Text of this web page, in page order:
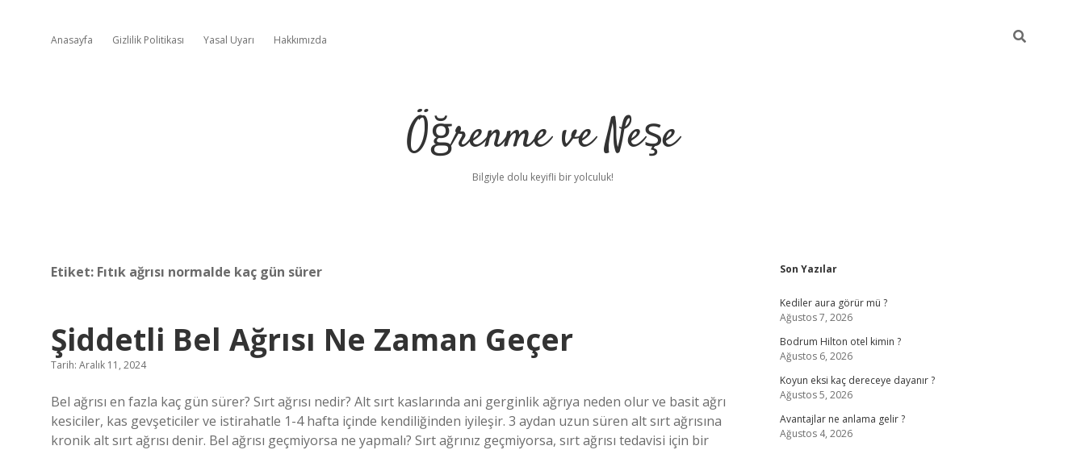
Anasayfa Gizlilik Politikası Yasal Uyarı Hakkımızda
Öğrenme ve Neşe
Bilgiyle dolu keyifli bir yolculuk!
Etiket: Fıtık ağrısı normalde kaç gün sürer
Şiddetli Bel Ağrısı Ne Zaman Geçer
Tarih: Aralık 11, 2024
Bel ağrısı en fazla kaç gün sürer? Sırt ağrısı nedir? Alt sırt kaslarında ani gerginlik ağrıya neden olur ve basit ağrı
kesiciler, kas gevşeticiler ve istirahatle 1-4 hafta içinde kendiliğinden iyileşir. 3 aydan uzun süren alt sırt ağrısına
kronik alt sırt ağrısı denir. Bel ağrısı geçmiyorsa ne yapmalı? Sırt ağrınız geçmiyorsa, sırt ağrısı tedavisi için bir
Sidebar
Son Yazılar
Kediler aura görür mü ?
Ağustos 7, 2026
Bodrum Hilton otel kimin ?
Ağustos 6, 2026
Koyun eksi kaç dereceye dayanır ?
Ağustos 5, 2026
Avantajlar ne anlama gelir ?
Ağustos 4, 2026
ilbetbetcipiabellacasino sitesi